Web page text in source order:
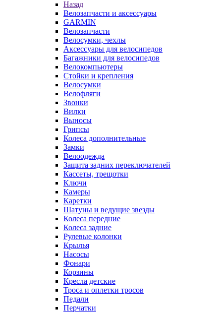
Назад
Велозапчасти и аксессуары
GARMIN
Велозапчасти
Велосумки, чехлы
Аксессуары для велосипедов
Багажники для велосипедов
Велокомпьютеры
Стойки и крепления
Велосумки
Велофляги
Звонки
Вилки
Выносы
Грипсы
Колеса дополнительные
Замки
Велоодежда
Защита задних переключателей
Кассеты, трещотки
Ключи
Камеры
Каретки
Шатуны и ведущие звезды
Колеса передние
Колеса задние
Рулевые колонки
Крылья
Насосы
Фонари
Корзины
Кресла детские
Троса и оплетки тросов
Педали
Перчатки